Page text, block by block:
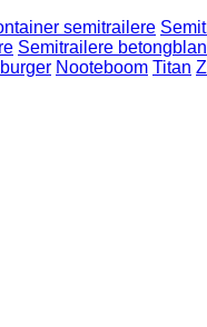
semitrailere
Semitrailere
Nooteboom Titan